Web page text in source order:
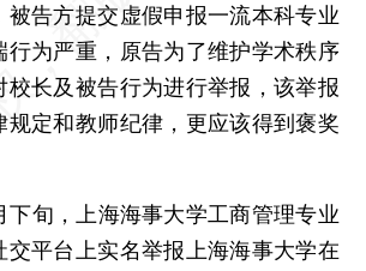
被告方提交虚假申报一流本科专业
行为严重，原告为了维护学术秩序
校长及被告行为进行举报，该举报
规定和教师纪律，更应该得到褒奖
，上海海事大学工商管理专业
交平台上实名举报上海海事大学在